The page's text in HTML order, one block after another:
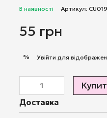
В наявності Артикул: CU019
55 грн
% Увійти для
Доставка